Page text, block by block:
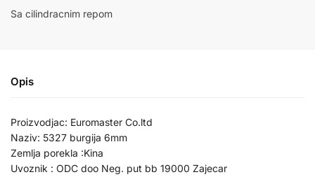
Sa cilindracnim repom
Opis
Proizvodjac: Euromaster Co.ltd
Naziv: 5327 burgija 6mm
Zemlja porekla :Kina
Uvoznik : ODC doo Neg. put bb 19000 Zajecar